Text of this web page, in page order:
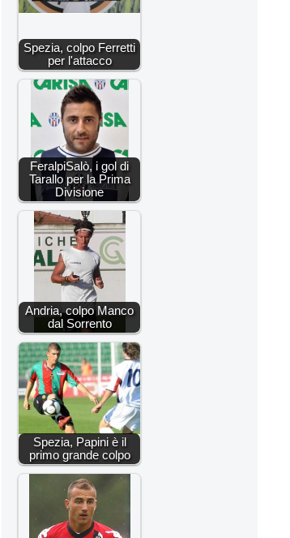
Spezia, colpo Ferretti
per l'attacco
FeralpiSalò, i gol di
Tarallo per la Prima
Divisione
Andria, colpo Manco
dal Sorrento
Spezia, Papini è il
primo grande colpo